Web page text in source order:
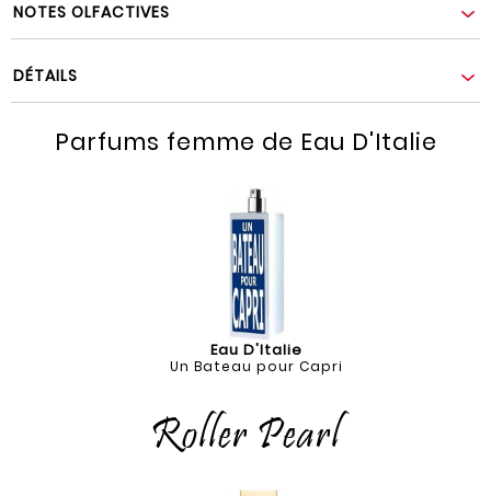
NOTES OLFACTIVES
DÉTAILS
Parfums femme de Eau D'Italie
Eau D'Italie
Un Bateau pour Capri
Roller Pearl